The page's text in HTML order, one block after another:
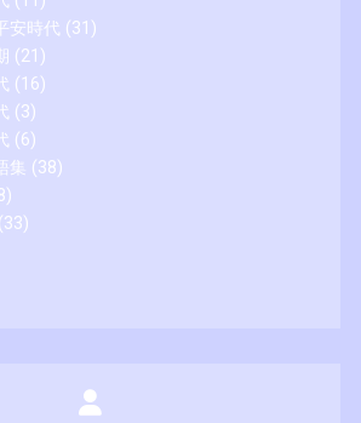
安時代 (31)
(21)
(16)
(3)
(6)
集 (38)
(33)